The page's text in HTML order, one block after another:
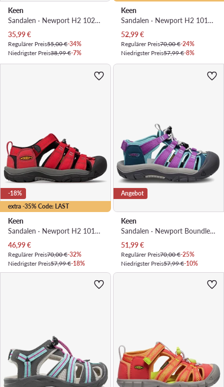
Keen
Sandalen · Newport H2 1026036 · Violett
Aktueller Preis
35,99€
Regulärer Preis55,00 €-34%
Niedrigster Preis38,99 €-7%
Keen
Sandalen · Newport H2 1014251 · Rosa
Aktueller Preis
52,99€
Regulärer Preis70,00 €-24%
Niedrigster Preis57,99 €-8%
extra -35% Code: LAST
-18%
Keen
Sandalen · Newport H2 1012318 · Rot
Aktueller Preis
46,99€
Regulärer Preis70,00 €-32%
Niedrigster Preis57,99 €-18%
Angebot
Keen
Sandalen · Newport Boundless Sandal 1028784 · Violett
Aktueller Preis
51,99€
Regulärer Preis70,00 €-25%
Niedrigster Preis57,99 €-10%